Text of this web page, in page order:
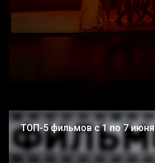
ТОП-5 фильмов с 1 по 7 июня